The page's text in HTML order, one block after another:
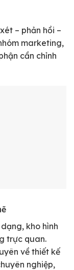
– phản hồi –
marketing,
cần chỉnh
kho hình
trực quan.
về thiết kế
nghiệp,